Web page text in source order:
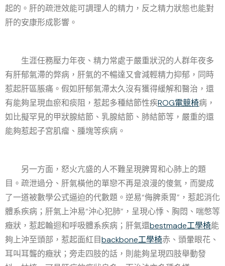
起的。肝的疏泄效能可調理人的精力，反之精力狀態也能對
肝的安康形成影響。
生涯任務壓力年夜、精力常處于嚴重狀況的人群年夜多
有肝郁氣滯的弊病，肝氣的不暢達又會減輕精力抑郁，同時
惹起肝區脹痛。假如肝郁氣滯太久沒有獲得緩解和醫治，還
有能夠呈現血瘀和痰阻，惹起多種結節性疾ROG電競椅病，
如比擬罕見的甲狀腺結節、乳腺結節、肺結節等，嚴重的還
能夠惹起子宮肌瘤、腫塊等疾病。
另一方面，怒火亢盛的人不難呈現脾胃和心肺上的題
目。疏泄過分、肝氣橫他的單戀不再是浪漫的傻氣，而變成
了一道被數學公式逼迫的代數題。逆易“侮脾乘胃”，惹起消化
體系疾病；肝氣上沖易“沖心犯肺”，呈現心悸、胸悶、喘憋等
癥狀，惹起輪迴和呼吸體系疾病；肝氣還bestmade工學椅能
夠上沖至頭部，惹起面紅目backbone工學椅赤、頭暈眼花、
耳叫耳聾的癥狀；旁走四肢的話，則能夠呈現四肢舉動發